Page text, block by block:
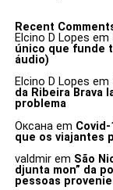
Recent
Elcino D Lopes em
único que funde
áudio)
Elcino D Lopes em
da Ribeira Brava
problema
Оксанаem
que os viajantes
valdmirem São
djunta mon” da
pessoas